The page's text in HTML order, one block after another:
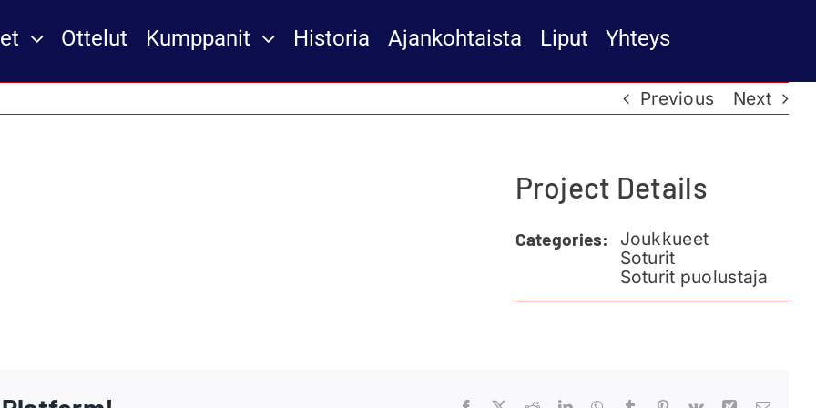
Ottelut Kumppanit Historia Ajankohtaista Liput Yhteys
Previous Next
Project Details
Categories:
Joukkueet
Soturit
Soturit puolustaja